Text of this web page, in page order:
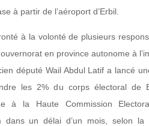
à partir de l’aéroport d’Erbil.
à la volonté de plusieurs
en province autonome à
député Wail Abdul Latif a lancé
les 2% du corps électoral de
à la Haute Commission
dans un délai d’un mois, selon